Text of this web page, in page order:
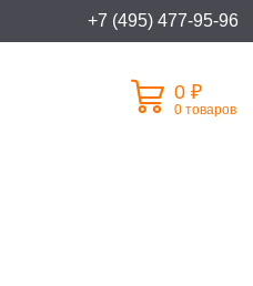
+7 (495) 477-95-96
0 ₽
0 товаров